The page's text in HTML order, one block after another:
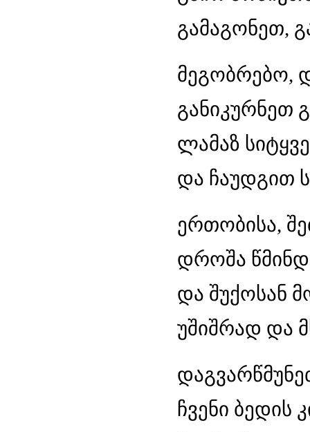
გამაგონეთ,
მეგობრებო,
განიკურნეთ
ლამაზ
და ჩაუდგით
ერთობისა,
დროშა
და შუქოსან
უშიშრად და
ჩვენი ბედის